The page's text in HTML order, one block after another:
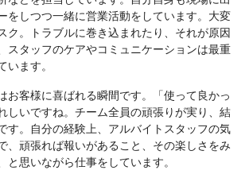
をしつつ一緒に営業活動をしています。大変
ク。トラブルに巻き込まれたり、それが原因
スタッフのケアやコミュニケーションは最重
います。
お客様に喜ばれる瞬間です。「使って良かっ
しいですね。チーム全員の頑張りが実り、結
す。自分の経験上、アルバイトスタッフの気
、頑張れば報いがあること、その楽しさをみ
と思いながら仕事をしています。